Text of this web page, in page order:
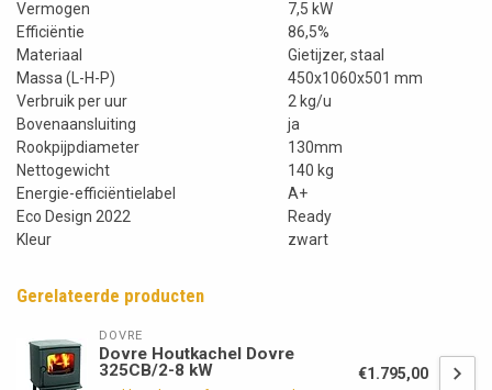
Vermogen
7,5 kW
Efficiëntie
86,5%
Materiaal
Gietijzer, staal
Massa (L-H-P)
450x1060x501 mm
Verbruik per uur
2 kg/u
Bovenaansluiting
ja
Rookpijpdiameter
130mm
Nettogewicht
140 kg
Energie-efficiëntielabel
A+
Eco Design 2022
Ready
Kleur
zwart
Gerelateerde producten
DOVRE
Dovre Houtkachel Dovre
325CB/2-8 kW
€1.795,00